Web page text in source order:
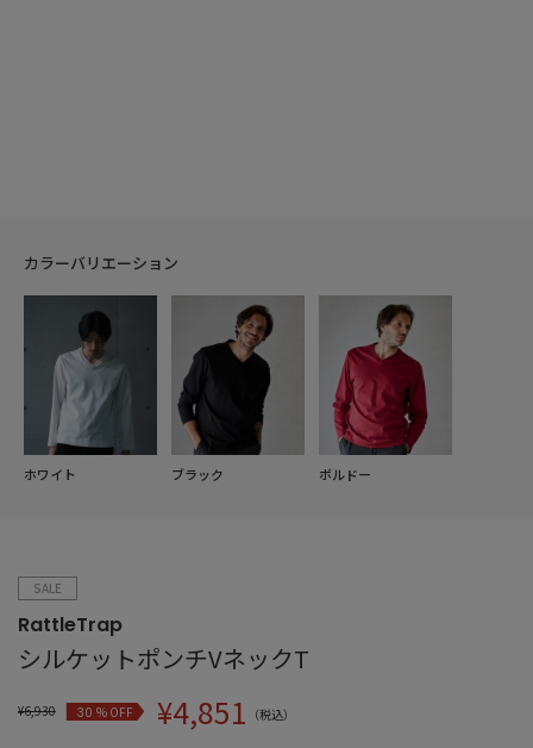
カラーバリエーション
ホワイト ブラック ボルドー
SALE
RattleTrap
シルケットポンチVネックT
¥6,930 30 % OFF ¥4,851 （税込）